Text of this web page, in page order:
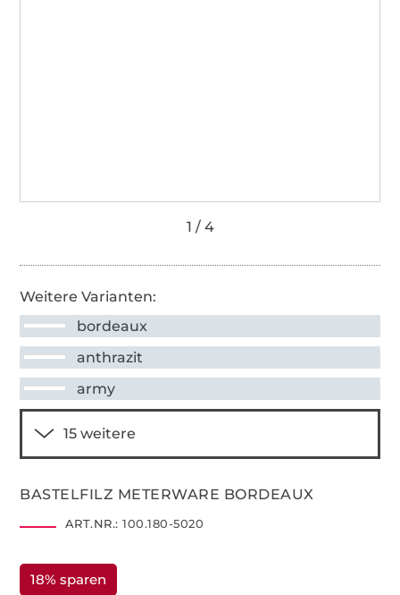
Weitere Varianten:
bordeaux
anthrazit
army
BASTELFILZ METERWARE BORDEAUX
ART.NR.: 100.180-5020
18% sparen